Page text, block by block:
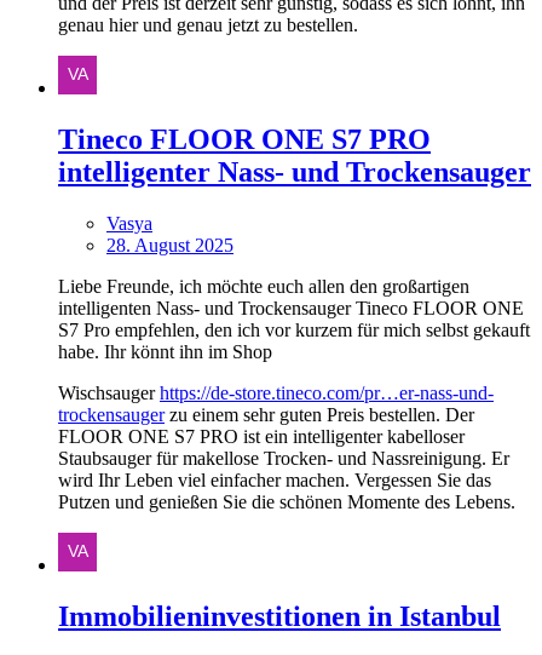
genau hier und genau jetzt zu bestellen.
Tineco FLOOR ONE S7 PRO
intelligenter Nass- und Trockensauger
Vasya
28. August 2025
Liebe Freunde, ich möchte euch allen den großartigen
intelligenten Nass- und Trockensauger Tineco FLOOR ONE
S7 Pro empfehlen, den ich vor kurzem für mich selbst gekauft
habe. Ihr könnt ihn im Shop
Wischsaugerhttps://de-store.tineco.com/pr…er-nass-und-
trockensaugerzu einem sehr guten Preis bestellen. Der
FLOOR ONE S7 PRO ist ein intelligenter kabelloser
Staubsauger für makellose Trocken- und Nassreinigung. Er
wird Ihr Leben viel einfacher machen. Vergessen Sie das
Putzen und genießen Sie die schönen Momente des Lebens.
Immobilieninvestitionen in Istanbul